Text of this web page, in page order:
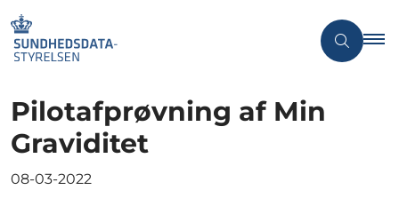
Pilotafprøvning af Min
Graviditet
08-03-2022